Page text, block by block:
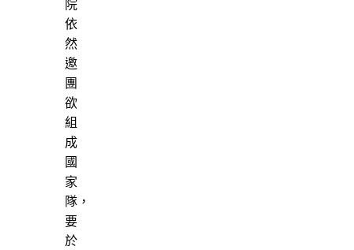
依
然
邀
團
欲
組
成
國
家
隊，
要
於